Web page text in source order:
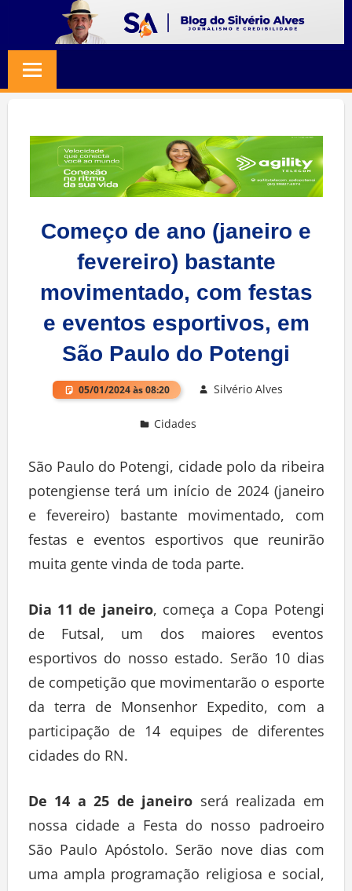
content
SILVERIO
ALVES
Jornalismo
Credibilidade
Começo de ano (janeiro e
fevereiro) bastante
movimentado, com festas
e eventos esportivos, em
São Paulo do Potengi
05/01/2024 às 08:20 Silvério Alves
Cidades
São Paulo do Potengi, cidade polo da ribeira
potengiense terá um início de 2024 (janeiro
e fevereiro) bastante movimentado, com
festas e eventos esportivos que reunirão
muita gente vinda de toda parte.
Dia 11 de janeiro, começa a Copa Potengi
de Futsal, um dos maiores eventos
esportivos do nosso estado. Serão 10 dias
de competição que movimentarão o esporte
da terra de Monsenhor Expedito, com a
participação de 14 equipes de diferentes
cidades do RN.
De 14 a 25 de janeiro será realizada em
nossa cidade a Festa do nosso padroeiro
São Paulo Apóstolo. Serão nove dias com
uma ampla programação religiosa e social,